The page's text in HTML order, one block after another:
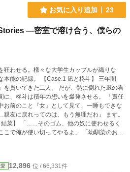
の物！] (そもそも基本セックスしません。主
も) ただし、いろんな女の子に主人公のアナ
をさせることはあります。 作者がアナル舐
アナル舐め中心になります。 若干の不潔描写
スカトロプレイは出てきません。 マジカル
てあるうちに愛着も湧いてきたので死ぬほ
入れてます。 何回読んでもアラが目立つ…
お気に入り追加 23
―密室で溶け合う、僕らの
狂わせる。様々な大学生カップルが織りな
Case.1 凪と柊斗】 三年間
を貫いてきた二人。 だが、熱に倒れた凪の看
に、柊斗は積年の想いを爆発させる。 「責任
お前のこと『女』として見て、一睡もできな
友に戻れってのは、もう無理だわ」 ます。
結菜】 「……そのゴム、他の奴に使わせるく
こで俺が使い切ってやるよ」 「幼馴染のお兄
理性を保ってきた湊。だが、結菜が口にした
輩、もしかして……。……謝んないでくださ
て、頭おかしくなりそう」 経験豊富な「高嶺
12,896 位 / 66,331件